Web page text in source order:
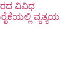
ವಿವಿಧ
ವ್ಯತ್ಯಯ